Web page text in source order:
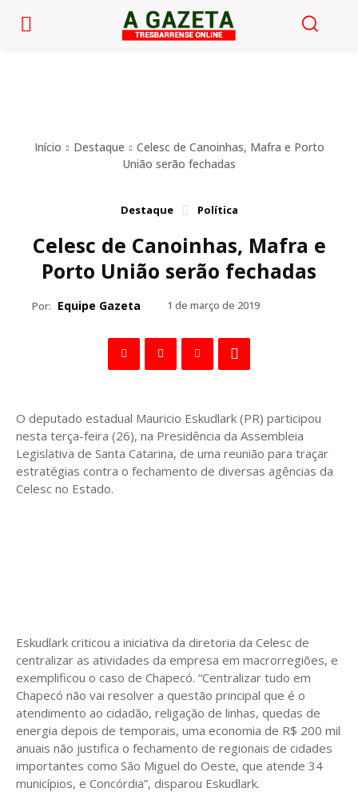
Início Destaque
Celesc de Canoinhas, Mafra e Porto
União serão fechadas
Destaque Política
Celesc de Canoinhas, Mafra e
Porto União serão fechadas
Por: Equipe Gazeta 1 de março de 2019
O deputado estadual Mauricio Eskudlark (PR) participou
nesta terça-feira (26), na Presidência da Assembleia
Legislativa de Santa Catarina, de uma reunião para traçar
estratégias contra o fechamento de diversas agências da
Celesc no Estado.
Eskudlark criticou a iniciativa da diretoria da Celesc de
centralizar as atividades da empresa em macrorregiões, e
exemplificou o caso de Chapecó. “Centralizar tudo em
Chapecó não vai resolver a questão principal que é o
atendimento ao cidadão, religação de linhas, quedas de
energia depois de temporais, uma economia de R$ 200 mil
anuais não justifica o fechamento de regionais de cidades
importantes como São Miguel do Oeste, que atende 34
municípios, e Concórdia”, disparou Eskudlark.